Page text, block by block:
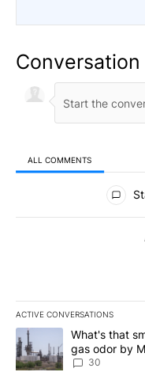
Conversation
ALL COMMENTS
All Comments
ACTIVE CONVERSATIONS
The following is a list of
A trending article titled
What's that
gas odor by
30